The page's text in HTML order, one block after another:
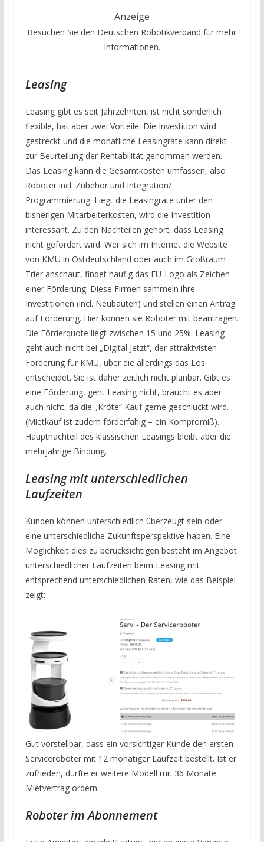
Anzeige
Besuchen Sie den Deutschen Robotikverband für mehr
Informationen.
Leasing
Leasing gibt es seit Jahrzehnten, ist nicht sonderlich
flexible, hat aber zwei Vorteile: Die Investition wird
gestreckt und die monatliche Leasingrate kann direkt
zur Beurteilung der Rentabilität genommen werden.
Das Leasing kann die Gesamtkosten umfassen, also
Roboter incl. Zubehör und Integration/
Programmierung. Liegt die Leasingrate unter den
bisherigen Mitarbeiterkosten, wird die Investition
interessant. Zu den Nachteilen gehört, dass Leasing
nicht gefördert wird. Wer sich im Internet die Website
von KMU in Ostdeutschland oder auch im Großraum
Trier anschaut, findet häufig das EU-Logo als Zeichen
einer Förderung. Diese Firmen sammeln ihre
Investitionen (incl. Neubauten) und stellen einen Antrag
auf Förderung. Hier können sie Roboter mit beantragen.
Die Förderquote liegt zwischen 15 und 25%. Leasing
geht auch nicht bei „Digital Jetzt“, der attraktvisten
Förderung für KMU, über die allerdings das Los
entscheidet. Sie ist daher zeitlich nicht planbar. Gibt es
eine Förderung, geht Leasing nicht, braucht es aber
auch nicht, da die „Kröte“ Kauf gerne geschluckt wird.
(Mietkauf ist zudem förderfähig – ein Kompromiß).
Hauptnachteil des klassischen Leasings bleibt aber die
mehrjährige Bindung.
Leasing mit unterschiedlichen
Laufzeiten
Kunden können unterschiedlich überzeugt sein oder
eine unterschiedliche Zukunftsperspektive haben. Eine
Möglichkeit dies zu berücksichtigen besteht im Angebot
unterschiedlicher Laufzeiten beim Leasing mit
entsprechend unterschiedlichen Raten, wie das Beispiel
zeigt:
Gut vorstellbar, dass ein vorsichtiger Kunde den ersten
Serviceroboter mit 12 monatiger Laufzeit bestellt. Ist er
zufrieden, dürfte er weitere Modell mit 36 Monate
Mietvertrag ordern.
Roboter im Abonnement